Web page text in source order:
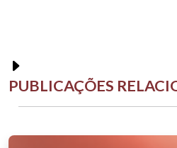
PUBLICAÇÕES